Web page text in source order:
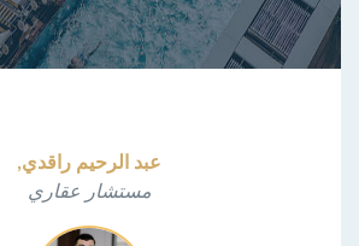
عبد الرحيم راقدي,
مستشار عقاري